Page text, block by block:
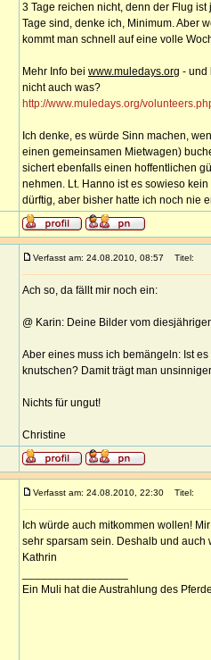
3 Tage reichen nicht, denn der Flug
Tage sind, denke ich, Minimum. Aber
kommt man schnell auf eine volle
Mehr Info bei www.muledays.org - und
nicht auch was?
http://www.muledays.org/
Ich denke, es würde Sinn machen,
einen gemeinsamen Mietwagen)
sichert ebenfalls einen hoffentlichen
nehmen. Lt. Hanno ist es sowieso
dürftig, aber bisher hatte ich noch nie
Verfasst am: 24.08.2010, 08:57 Titel:
Ach so, da fällt mir noch ein:
@ Karin: Deine Bilder vom
Aber eines muss ich bemängeln: Ist
knutschen? Damit trägt man
Nichts für ungut!
Christine
Verfasst am: 24.08.2010, 22:30 Titel:
Ich würde auch mitkommen wollen!
sehr sparsam sein. Deshalb und auch
Kathrin
Ein Muli hat die Austrahlung des